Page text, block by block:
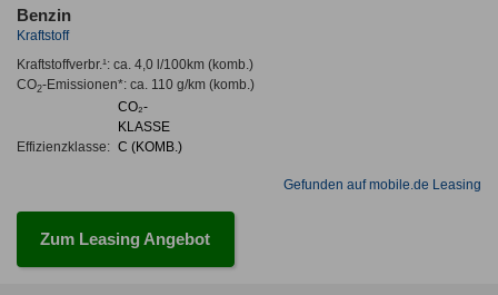
Benzin
Kraftstoff
Kraftstoffverbr.¹: ca. 4,0 l/100km(komb.)
CO2-Emissionen*: ca. 110 g/km(komb.)
Effizienzklasse:
CO₂-
KLASSE
C (KOMB.)
Gefunden auf mobile.de Leasing
Zum Leasing Angebot